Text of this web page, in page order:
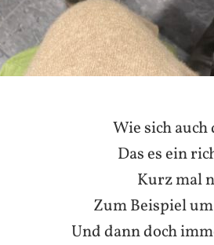
Wie sich
Das es ein
Kurz mal
Zum Beispiel
Unddann doch